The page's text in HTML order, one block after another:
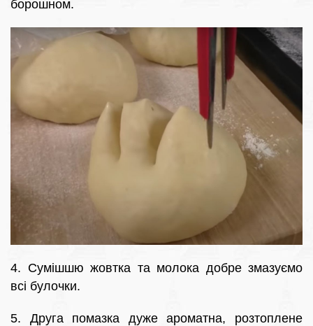
борошном.
4. Сумішшю жовтка та молока добре змазуємо
всі булочки.
5. Друга помазка дуже ароматна, розтоплене